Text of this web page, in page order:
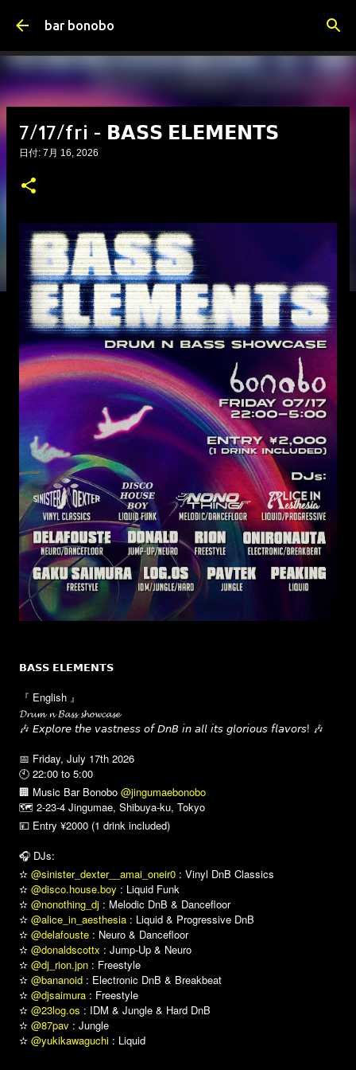
スキップしてメイン コンテンツに移動
bar bonobo
7/17/fri - 𝗕𝗔𝗦𝗦 𝗘𝗟𝗘𝗠𝗘𝗡𝗧𝗦
日付: 7月 16, 2026
𝗕𝗔𝗦𝗦 𝗘𝗟𝗘𝗠𝗘𝗡𝗧𝗦
『 English 』
𝓓𝓻𝓾𝓶 𝓷 𝓑𝓪𝓼𝓼 𝓼𝓱𝓸𝔀𝓬𝓪𝓼𝓮
🎶 𝘌𝘹𝘱𝘭𝘰𝘳𝘦 𝘵𝘩𝘦 𝘷𝘢𝘴𝘵𝘯𝘦𝘴𝘴 𝘰𝘧 𝘋𝘯𝘉 𝘪𝘯 𝘢𝘭𝘭 𝘪𝘵𝘴 𝘨𝘭𝘰𝘳𝘪𝘰𝘶𝘴 𝘧𝘭𝘢𝘷𝘰𝘳𝘴! 🎶
📅 Friday, July 17th 2026
🕙 22:00 to 5:00
🏢 Music Bar Bonobo @jingumaebonobo
🗺️ 2-23-4 Jingumae, Shibuya-ku, Tokyo
💴 Entry ¥2000 (1 drink included)
🎧 DJs:
✫ @sinister_dexter__amai_oneir0 : Vinyl DnB Classics
✫ @disco.house.boy : Liquid Funk
✫ @nonothing_dj : Melodic DnB & Dancefloor
✫ @alice_in_aesthesia : Liquid & Progressive DnB
✫ @delafouste : Neuro & Dancefloor
✫ @donaldscottx : Jump-Up & Neuro
✫ @dj_rion.jpn : Freestyle
✫ @bananoid : Electronic DnB & Breakbeat
✫ @djsaimura : Freestyle
✫ @23log.os : IDM & Jungle & Hard DnB
✫ @87pav : Jungle
✫ @yukikawaguchi : Liquid